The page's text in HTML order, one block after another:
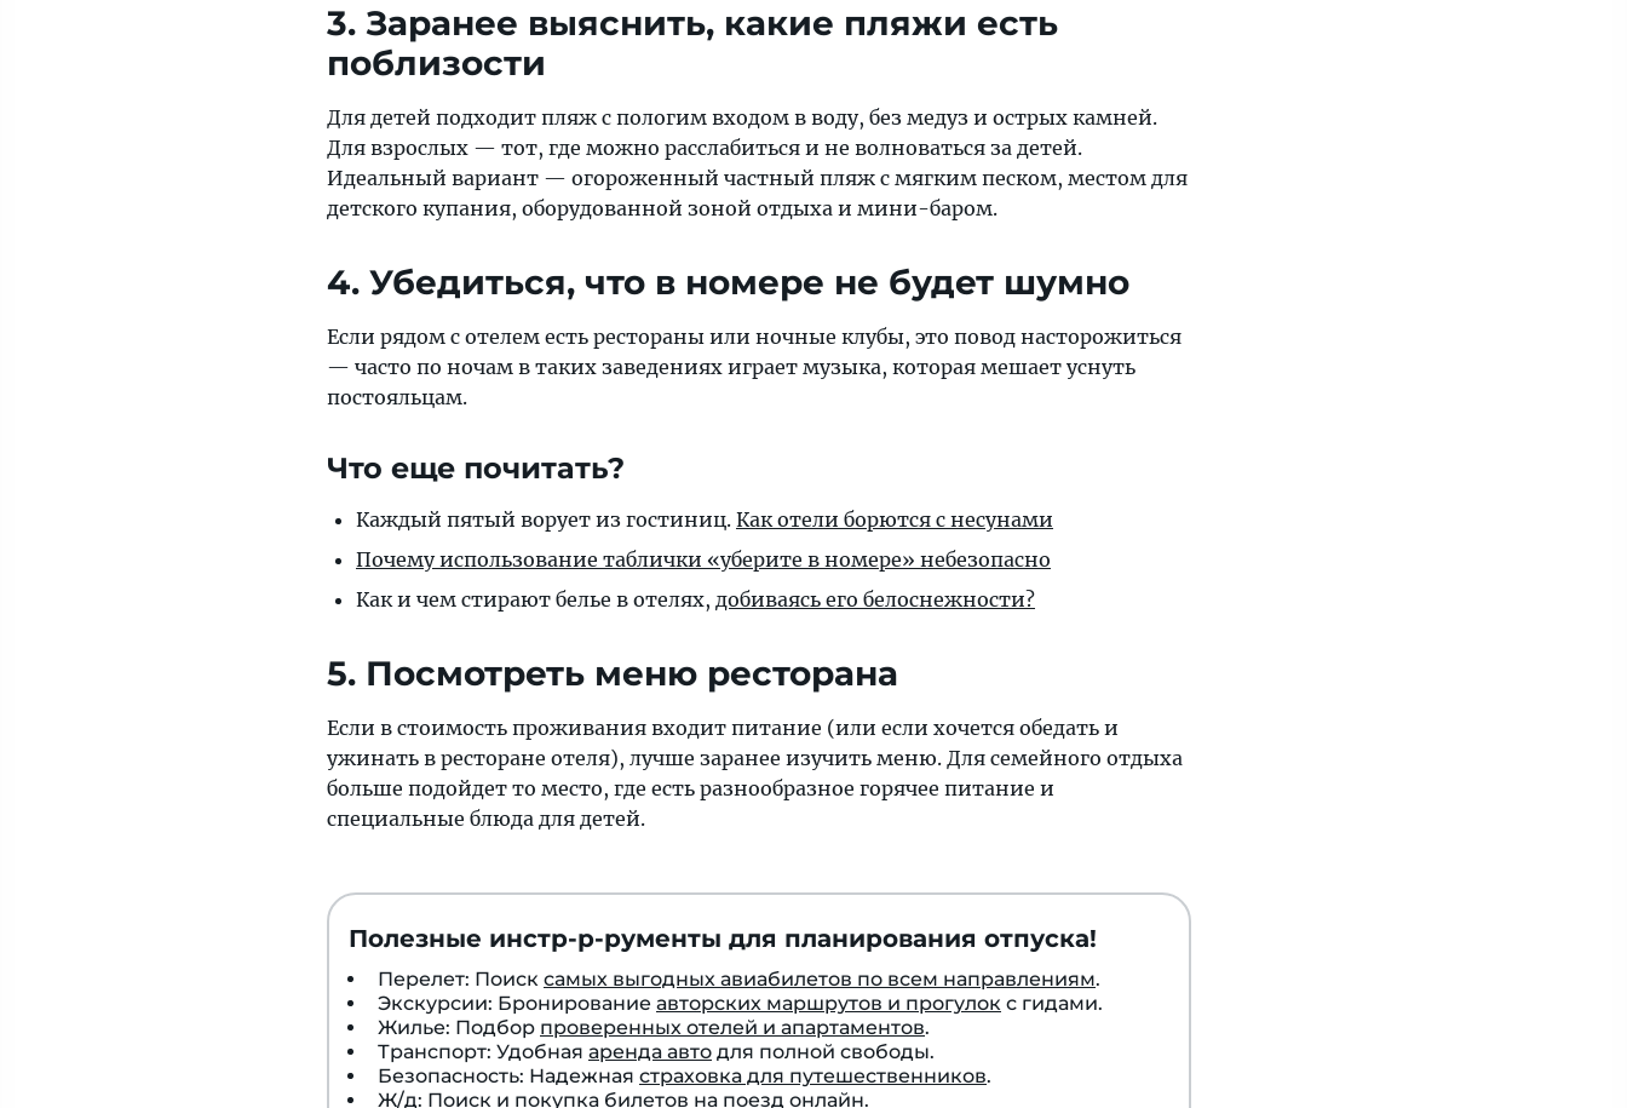
3. Заранее выяснить, какие пляжи есть
поблизости
Для детей подходит пляж с пологим входом в воду, без медуз и острых камней.
Для взрослых — тот, где можно расслабиться и не волноваться за детей.
Идеальный вариант — огороженный частный пляж с мягким песком, местом для
детского купания, оборудованной зоной отдыха и мини-баром.
4. Убедиться, что в номере не будет шумно
Если рядом с отелем есть рестораны или ночные клубы, это повод насторожиться
— часто по ночам в таких заведениях играет музыка, которая мешает уснуть
постояльцам.
Что еще почитать?
Каждый пятый ворует из гостиниц. Как отели борются с несунами
Почему использование таблички «уберите в номере» небезопасно
Как и чем стирают белье в отелях, добиваясь его белоснежности?
5. Посмотреть меню ресторана
Если в стоимость проживания входит питание (или если хочется обедать и
ужинать в ресторане отеля), лучше заранее изучить меню. Для семейного отдыха
больше подойдет то место, где есть разнообразное горячее питание и
специальные блюда для детей.
Полезные инстр-р-рументы для планирования отпуска!
Перелет: Поиск самых выгодных авиабилетов по всем направлениям.
Экскурсии: Бронирование авторских маршрутов и прогулок с гидами.
Жилье: Подбор проверенных отелей и апартаментов.
Транспорт: Удобная аренда авто для полной свободы.
Безопасность: Надежная страховка для путешественников.
Ж/д: Поиск и покупка билетов на поезд онлайн.